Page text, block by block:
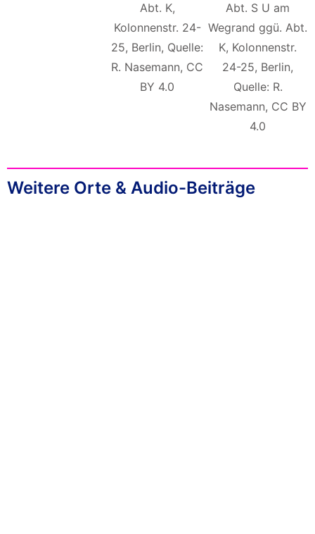
Abt. K,
Kolonnenstr. 24-
25, Berlin, Quelle:
R. Nasemann, CC
BY 4.0
Abt. S U am
Wegrand ggü. Abt.
K, Kolonnenstr.
24-25, Berlin,
Quelle: R.
Nasemann, CC BY
4.0
Weitere Orte & Audio-Beiträge